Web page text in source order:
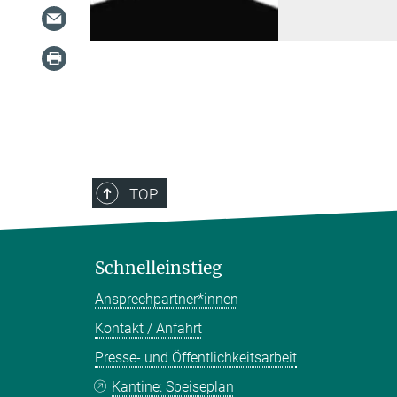
TOP
Schnelleinstieg
Ansprechpartner*innen
Kontakt / Anfahrt
Presse- und Öffentlichkeitsarbeit
Kantine: Speiseplan